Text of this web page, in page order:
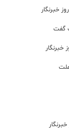
خبرنگار
گفت
خبرنگار